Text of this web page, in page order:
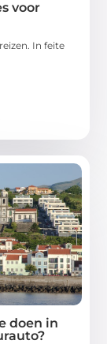
voor
In feite
doen in